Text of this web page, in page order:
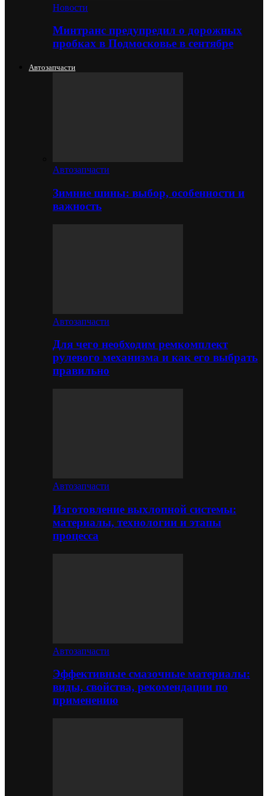
Новости
Минтранс предупредил о дорожных
пробках в Подмосковье в сентябре
Автозапчасти
Автозапчасти
Зимние шины: выбор, особенности и
важность
Автозапчасти
Для чего необходим ремкомплект
рулевого механизма и как его выбрать
правильно
Автозапчасти
Изготовление выхлопной системы:
материалы, технологии и этапы
процесса
Автозапчасти
Эффективные смазочные материалы:
виды, свойства, рекомендации по
применению